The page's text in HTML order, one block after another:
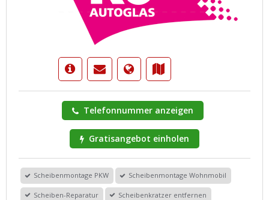
Telefonnummer anzeigen
Gratisangebot einholen
Scheibenmontage PKW Scheibenmontage Wohnmobil
Scheiben-Reparatur Scheibenkratzer entfernen